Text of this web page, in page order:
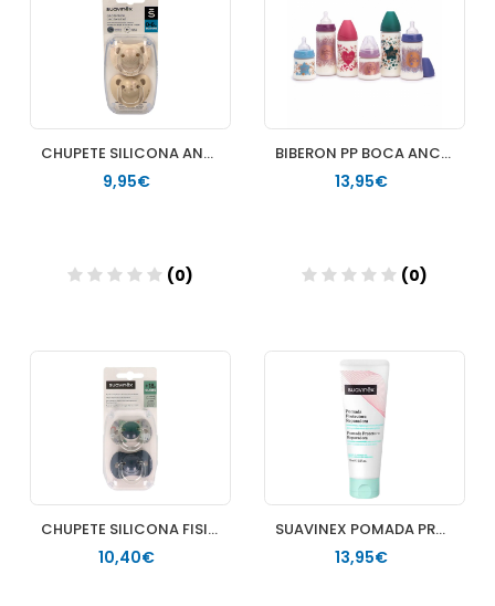
CHUPETE SILICONA ANATOMICO SUAVINEX CLASICO 0-6 MESES 2 UNIDADES
9,95€
(0)
Añadir
BIBERON PP BOCA ANCHA T SILICONA SUAVINEX PREMIUM 3 POSICIONES 270 ML
13,95€
(0)
Añadir
CHUPETE SILICONA FISIOLOGICO SUAVINEX + 18 MESES 2 UNIDADES
10,40€
SUAVINEX POMADA PROTECTORA REPARADORA CALMANTE CON PANTENOL PARA ROZADURAS 1 TUBO 75 ML
13,95€